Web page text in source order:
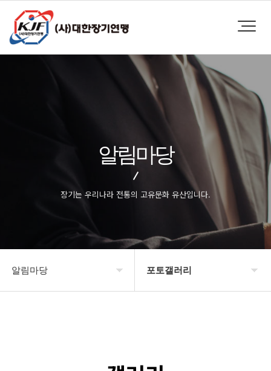
알림마당
장기는 우리나라 전통의 고유문화 유산입니다.
알림마당 포토갤러리